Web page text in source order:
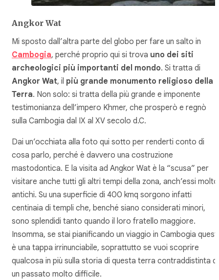
Angkor Wat
Mi sposto dall’altra parte del globo per fare un salto in
Cambogia, perché proprio qui si trova uno dei siti
archeologici più importanti del mondo. Si tratta di
Angkor Wat, il più grande monumento religioso della
Terra. Non solo: si tratta della più grande e imponente
testimonianza dell’impero Khmer, che prosperò e regnò
sulla Cambogia dal IX al XV secolo d.C.
Dai un’occhiata alla foto qui sotto per renderti conto di
cosa parlo, perché è davvero una costruzione
mastodontica. E la visita ad Angkor Wat è la “scusa” per
visitare anche tutti gli altri tempi della zona, anch’essi molto
antichi. Su una superficie di 400 kmq sorgono infatti
centinaia di templi che, benché siano considerati minori,
sono splendidi tanto quando il loro fratello maggiore.
Insomma, se stai pianificando un viaggio in Cambogia
è una tappa irrinunciabile, soprattutto se vuoi scoprire
qualcosa in più sulla storia di questa terra contraddistinta
un passato molto difficile.